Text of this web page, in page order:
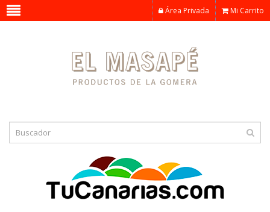
Área Privada Mi Carrito